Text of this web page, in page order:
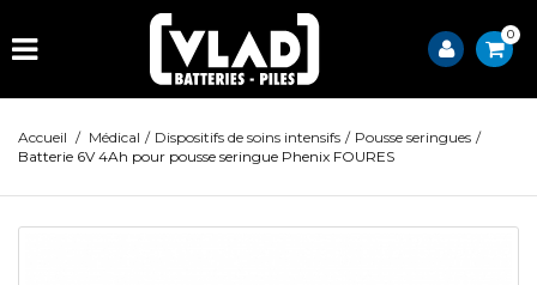
0
Accueil / Médical / Dispositifs de soins intensifs / Pousse seringues /
Batterie 6V 4Ah pour pousse seringue Phenix FOURES